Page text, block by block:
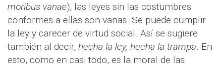
moribus vanae), las leyes sin las costumbres
conformes a ellas son vanas. Se puede cumplir
la ley y carecer de virtud social. Así se sugiere
también al decir, hecha la ley, hecha la trampa. En
esto, como en casi todo, es la moral de las